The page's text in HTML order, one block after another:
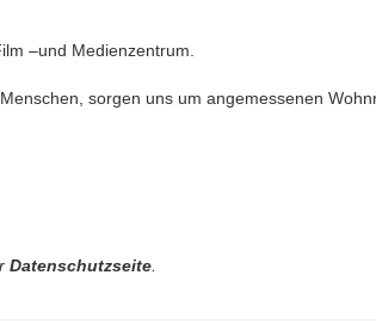
–und Medienzentrum.
sorgen uns um angemessenen
Datenschutzseite